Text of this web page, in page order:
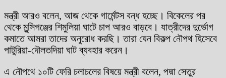
মন্ত্রী আরও বলেন, আজ থেকে গার্মেন্টস বন্ধ হচ্ছে। বিকেলের পর
থেকে মুন্সিগঞ্জের শিমুলিয়া ঘাটে চাপ আরও বাড়বে। যাত্রীদের দুর্ভোগ
কমাতে আমরা তাদের অনুরোধ করছি। তারা যেন বিকল্প নৌপথ হিসেবে
পাটুরিয়া-দৌলতদিয়া ঘাট ব্যবহার করেন।
এ নৌপথে ১০টি ফেরি চলাচলের বিষয়ে মন্ত্রী বলেন, পদ্মা সেতুর